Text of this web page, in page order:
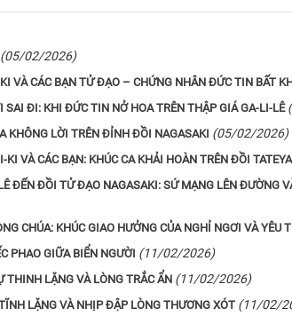
(05/02/2026)
VÀ CÁC BẠN TỬ ĐẠO – CHỨNG NHÂN ĐỨC TIN BẤT
SAI ĐI: KHI ĐỨC TIN NỞ HOA TRÊN THẬP GIÁ GA-LI-LÊ
KHÔNG LỜI TRÊN ĐỈNH ĐỒI NAGASAKI (05/02/2026)
VÀ CÁC BẠN: KHÚC CA KHẢI HOÀN TRÊN ĐỒI
ĐẾN ĐỒI TỬ ĐẠO NAGASAKI: SỨ MẠNG LÊN ĐƯỜNG
CHÚA: KHÚC GIAO HƯỞNG CỦA NGHỈ NGƠI VÀ YÊU
PHAO GIỮA BIỂN NGƯỜI (11/02/2026)
THINH LẶNG VÀ LÒNG TRẮC ẨN (11/02/2026)
LẶNG VÀ NHỊP ĐẬP LÒNG THƯƠNG XÓT (11/02/